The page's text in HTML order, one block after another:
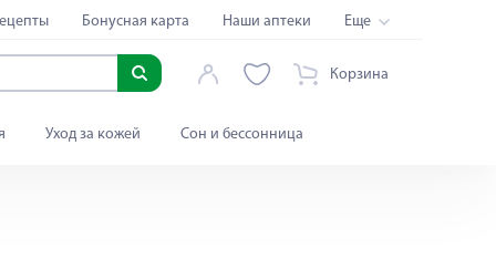
Бонусная карта Наши аптеки Еще
Корзина
Уход за кожей Сон и бессонница